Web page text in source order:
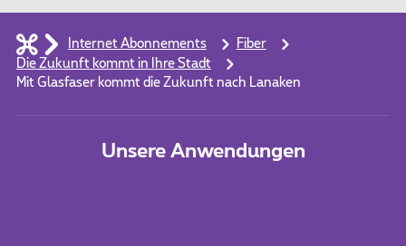
Internet Abonnements
Fiber
Die Zukunft kommt in Ihre Stadt
Mit Glasfaser kommt die Zukunft nach Lanaken
Unsere Anwendungen